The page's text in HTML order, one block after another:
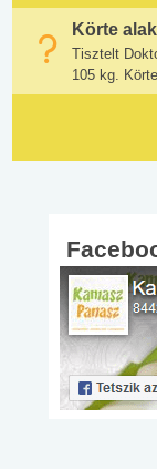
Körte
Tisztelt
105 kg.